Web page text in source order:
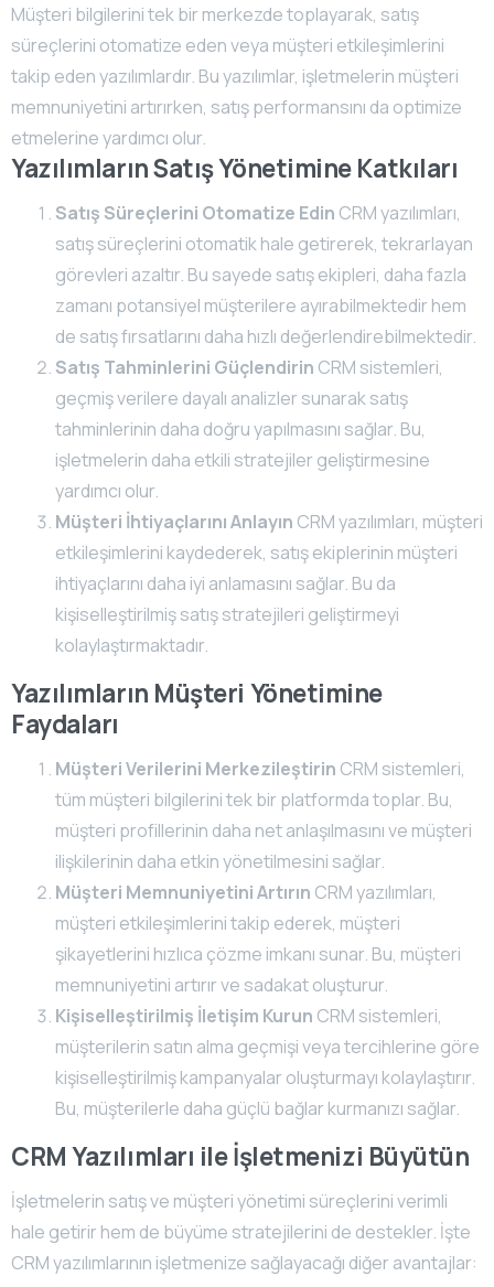
Müşteri bilgilerini tek bir merkezde toplayarak, satış
süreçlerini otomatize eden veya müşteri etkileşimlerini
takip eden yazılımlardır. Bu yazılımlar, işletmelerin müşteri
memnuniyetini artırırken, satış performansını da optimize
etmelerine yardımcı olur.
Yazılımların Satış Yönetimine Katkıları
Satış Süreçlerini Otomatize Edin CRM yazılımları,
satış süreçlerini otomatik hale getirerek, tekrarlayan
görevleri azaltır. Bu sayede satış ekipleri, daha fazla
zamanı potansiyel müşterilere ayırabilmektedir hem
de satış fırsatlarını daha hızlı değerlendirebilmektedir.
Satış Tahminlerini Güçlendirin CRM sistemleri,
geçmiş verilere dayalı analizler sunarak satış
tahminlerinin daha doğru yapılmasını sağlar. Bu,
işletmelerin daha etkili stratejiler geliştirmesine
yardımcı olur.
Müşteri İhtiyaçlarını Anlayın CRM yazılımları, müşteri
etkileşimlerini kaydederek, satış ekiplerinin müşteri
ihtiyaçlarını daha iyi anlamasını sağlar. Bu da
kişiselleştirilmiş satış stratejileri geliştirmeyi
kolaylaştırmaktadır.
Yazılımların Müşteri Yönetimine
Faydaları
Müşteri Verilerini Merkezileştirin CRM sistemleri,
tüm müşteri bilgilerini tek bir platformda toplar. Bu,
müşteri profillerinin daha net anlaşılmasını ve müşteri
ilişkilerinin daha etkin yönetilmesini sağlar.
Müşteri Memnuniyetini Artırın CRM yazılımları,
müşteri etkileşimlerini takip ederek, müşteri
şikayetlerini hızlıca çözme imkanı sunar. Bu, müşteri
memnuniyetini artırır ve sadakat oluşturur.
Kişiselleştirilmiş İletişim Kurun CRM sistemleri,
müşterilerin satın alma geçmişi veya tercihlerine göre
kişiselleştirilmiş kampanyalar oluşturmayı kolaylaştırır.
Bu, müşterilerle daha güçlü bağlar kurmanızı sağlar.
CRM Yazılımları ile İşletmenizi Büyütün
İşletmelerin satış ve müşteri yönetimi süreçlerini verimli
hale getirir hem de büyüme stratejilerini de destekler. İşte
CRM yazılımlarının işletmenize sağlayacağı diğer avantajlar: